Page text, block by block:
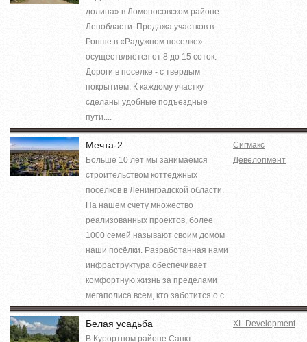
долина» в Ломоносовском районе
Ленобласти. Продажа участков в
Ропше в «Радужном поселке»
осуществляется от 8 до 15 соток.
Дороги в поселке - с твердым
покрытием. К каждому участку
сделаны удобные подъездные
пути....
Мечта-2
Больше 10 лет мы занимаемся
строительством коттеджных
посёлков в Ленинградской области.
На нашем счету множество
реализованных проектов, более
1000 семей называют своим домом
наши посёлки. Разработанная нами
инфраструктура обеспечивает
комфортную жизнь за пределами
мегаполиса всем, кто заботится о с...
Сигмакс
Девелопмент
Белая усадьба
В Курортном районе Санкт-
XL Development